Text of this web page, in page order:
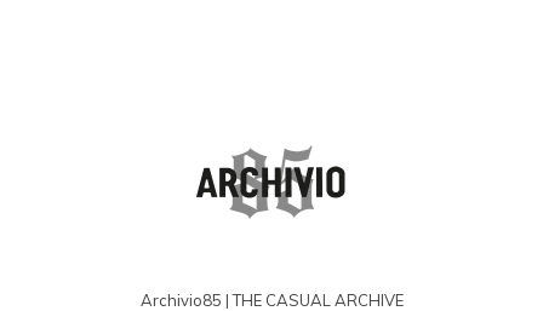
Archivio85 | THE CASUAL ARCHIVE